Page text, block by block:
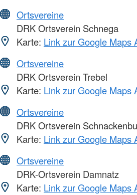
Ortsvereine
DRK Ortsverein Schnega
Karte: Link zur Google Maps
Ortsvereine
DRK Ortsverein Trebel
Karte: Link zur Google Maps
Ortsvereine
DRK Ortsverein
Karte: Link zur Google Maps
Ortsvereine
DRK-Ortsverein Damnatz
Karte: Link zur Google Maps